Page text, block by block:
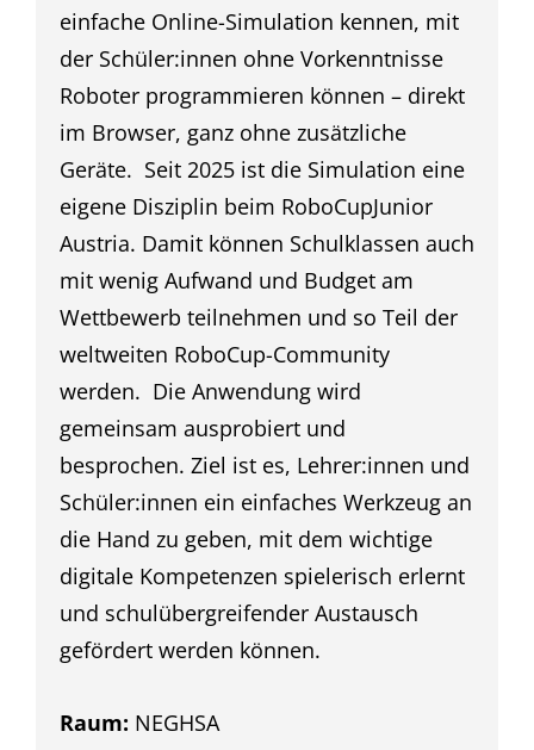
einfache Online-Simulation kennen, mit
der Schüler:innen ohne Vorkenntnisse
Roboter programmieren können – direkt
im Browser, ganz ohne zusätzliche
Geräte. Seit 2025 ist die Simulation eine
eigene Disziplin beim RoboCupJunior
Austria. Damit können Schulklassen auch
mit wenig Aufwand und Budget am
Wettbewerb teilnehmen und so Teil der
weltweiten RoboCup-Community
werden. Die Anwendung wird
gemeinsam ausprobiert und
besprochen. Ziel ist es, Lehrer:innen und
Schüler:innen ein einfaches Werkzeug an
die Hand zu geben, mit dem wichtige
digitale Kompetenzen spielerisch erlernt
und schulübergreifender Austausch
gefördert werden können.
Raum: NEGHSA